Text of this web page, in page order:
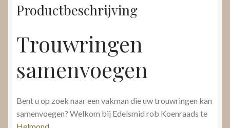
Productbeschrijving
Trouwringen
samenvoegen
Bent u op zoek naar een vakman die uw trouwringen kan
samenvoegen? Welkom bij Edelsmid rob Koenraads te